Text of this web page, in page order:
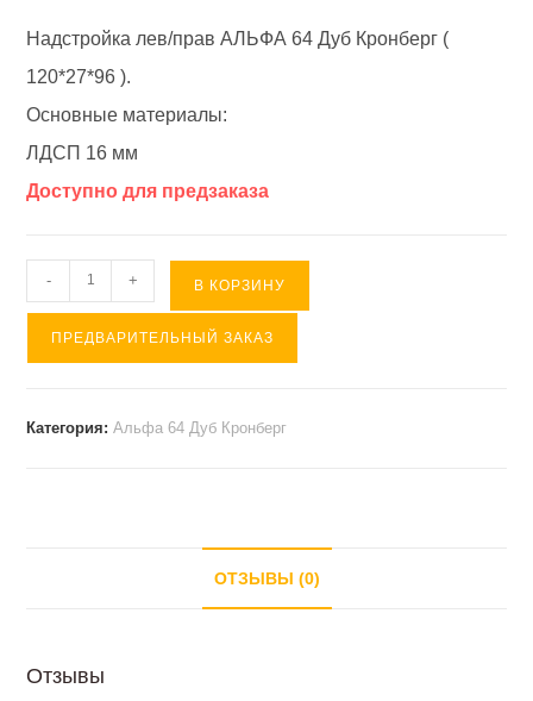
Надстройка лев/прав АЛЬФА 64 Дуб Кронберг (
120*27*96 ).
Основные материалы:
ЛДСП 16 мм
Доступно для предзаказа
Количество
товара
Надстройка
АЛЬФА
- + В КОРЗИНУ
ПРЕДВАРИТЕЛЬНЫЙ ЗАКАЗ
Категория:Альфа 64 Дуб Кронберг
ОТЗЫВЫ (0)
Отзывы